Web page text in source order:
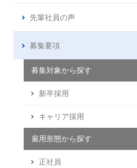
先輩社員の声
募集要項
新卒採用
キャリア採用
正社員